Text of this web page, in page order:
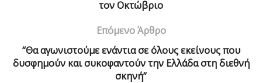
τον Οκτώβριο
Επόμενο Άρθρο
“Θα αγωνιστούμε ενάντια σε όλους εκείνους που
δυσφημούν και συκοφαντούν την Ελλάδα στη διεθνή
σκηνή”